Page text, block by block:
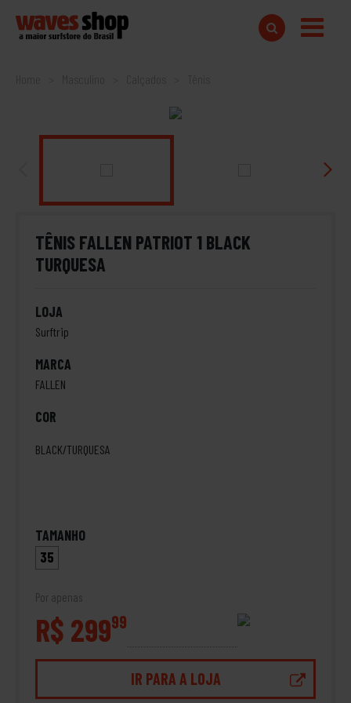
Home
TÊNIS FALLEN PATRIOT 1 BLACK
TURQUESA
LOJA
Surftrip
MARCA
FALLEN
COR
BLACK/TURQUESA
TAMANHO
35
Por apenas
R$ 29999
IR PARA A LOJA